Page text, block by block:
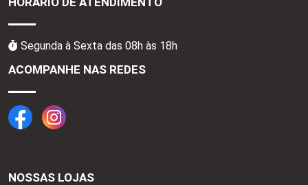
Segunda à Sexta das 08h às 18h
ACOMPANHE NAS REDES
NOSSAS LOJAS